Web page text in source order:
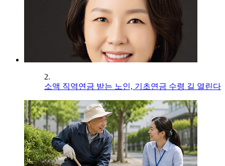
2.
소액 직역연금 받는 노인, 기초연금 수령 길 열린다